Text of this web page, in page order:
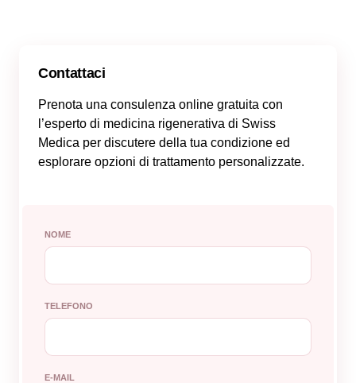
Contattaci
Prenota una consulenza online gratuita con
l’esperto di medicina rigenerativa di Swiss
Medica per discutere della tua condizione ed
esplorare opzioni di trattamento personalizzate.
NOME
TELEFONO
E-MAIL